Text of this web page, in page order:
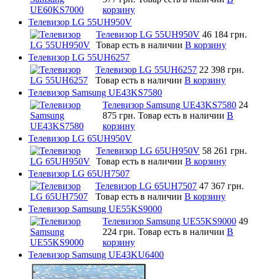
корзину
Телевизор LG 55UH950V
Телевизор LG 55UH950V 46 184 грн.
Товар есть в наличии В корзину
Телевизор LG 55UH6257
Телевизор LG 55UH6257 22 398 грн.
Товар есть в наличии В корзину
Телевизор Samsung UE43KS7580
Телевизор Samsung UE43KS7580 24
875 грн. Товар есть в наличии В
корзину
Телевизор LG 65UH950V
Телевизор LG 65UH950V 58 261 грн.
Товар есть в наличии В корзину
Телевизор LG 65UH7507
Телевизор LG 65UH7507 47 367 грн.
Товар есть в наличии В корзину
Телевизор Samsung UE55KS9000
Телевизор Samsung UE55KS9000 49
224 грн. Товар есть в наличии В
корзину
Телевизор Samsung UE43KU6400